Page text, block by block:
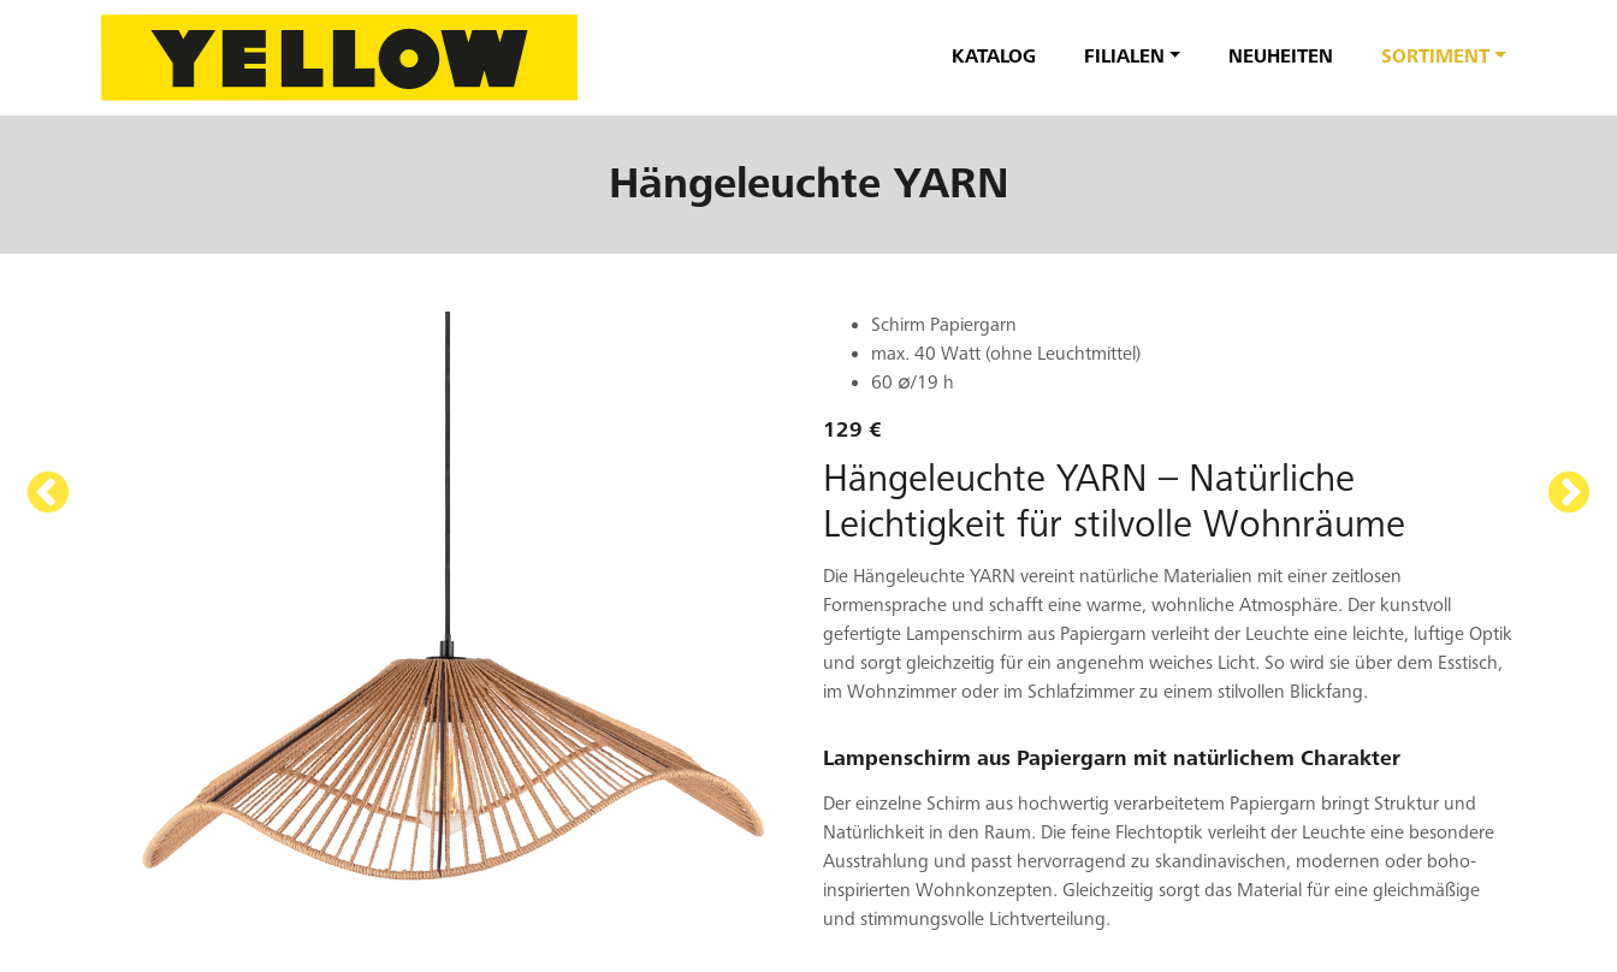
KATALOG FILIALEN NEUHEITEN SORTIMENT
Hängeleuchte YARN
Schirm Papiergarn
max. 40 Watt (ohne Leuchtmittel)
60 ∅/19 h
129 €
Hängeleuchte YARN – Natürliche
Leichtigkeit für stilvolle Wohnräume
Die Hängeleuchte YARN vereint natürliche Materialien mit einer zeitlosen
Formensprache und schafft eine warme, wohnliche Atmosphäre. Der kunstvoll
gefertigte Lampenschirm aus Papiergarn verleiht der Leuchte eine leichte, luftige Optik
und sorgt gleichzeitig für ein angenehm weiches Licht. So wird sie über dem Esstisch,
im Wohnzimmer oder im Schlafzimmer zu einem stilvollen Blickfang.
Lampenschirm aus Papiergarn mit natürlichem Charakter
Der einzelne Schirm aus hochwertig verarbeitetem Papiergarn bringt Struktur und
Natürlichkeit in den Raum. Die feine Flechtoptik verleiht der Leuchte eine besondere
Ausstrahlung und passt hervorragend zu skandinavischen, modernen oder boho-
inspirierten Wohnkonzepten. Gleichzeitig sorgt das Material für eine gleichmäßige
und stimmungsvolle Lichtverteilung.